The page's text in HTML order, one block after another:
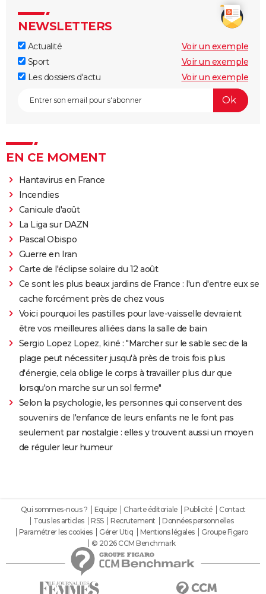
NEWSLETTERS
Actualité
Voir un exemple
Sport
Voir un exemple
Les dossiers d'actu
Voir un exemple
EN CE MOMENT
Hantavirus en France
Incendies
Canicule d'août
La Liga sur DAZN
Pascal Obispo
Guerre en Iran
Carte de l'éclipse solaire du 12 août
Ce sont les plus beaux jardins de France : l'un d'entre eux se
cache forcément près de chez vous
Voici pourquoi les pastilles pour lave-vaisselle devraient
être vos meilleures alliées dans la salle de bain
Sergio Lopez Lopez, kiné : "Marcher sur le sable sec de la
plage peut nécessiter jusqu'à près de trois fois plus
d'énergie, cela oblige le corps à travailler plus dur que
lorsqu'on marche sur un sol ferme"
Selon la psychologie, les personnes qui conservent des
souvenirs de l'enfance de leurs enfants ne le font pas
seulement par nostalgie : elles y trouvent aussi un moyen
de réguler leur humeur
Qui sommes-nous ? Equipe Charte éditoriale Publicité
Contact
Tous les articles
RSS Recrutement
Données personnelles
Paramétrer les cookies
Gérer Utiq Mentions légales
Groupe Figaro
© 2026 CCM Benchmark